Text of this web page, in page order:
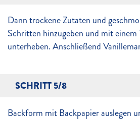
Dann trockene Zutaten und
Schritten hinzugeben und mit einem
unterheben. Anschließend
SCHRITT 5/8
Backform mit Backpapier auslegen